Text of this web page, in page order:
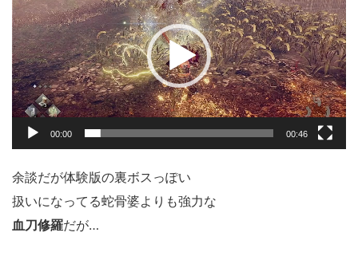
プ
レ
ー
ヤ
ー
00:00 00:46
余談だが体験版の裏ボスっぽい
扱いになってる蛇骨婆よりも強力な
血刀修羅だが…